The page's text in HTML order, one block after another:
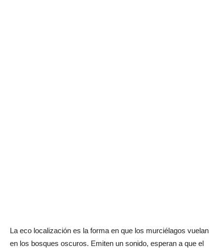
La eco localización es la forma en que los murciélagos vuelan
en los bosques oscuros. Emiten un sonido, esperan a que el